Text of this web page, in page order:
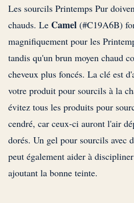
Les sourcils Printemps Pur
chauds. Le Camel (#C19A6B)
magnifiquement pour les
tandis qu'un brun moyen chaud
cheveux plus foncés. La clé est
votre produit pour sourcils à la
évitez tous les produits pour
cendré, car ceux-ci auront l'air
dorés. Un gel pour sourcils avec
peut également aider à
ajoutant la bonne teinte.